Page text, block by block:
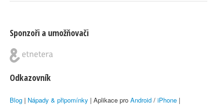
Sponzoři a umožňovači
Odkazovník
Blog | Nápady & připomínky | Aplikace pro Android / iPhone |